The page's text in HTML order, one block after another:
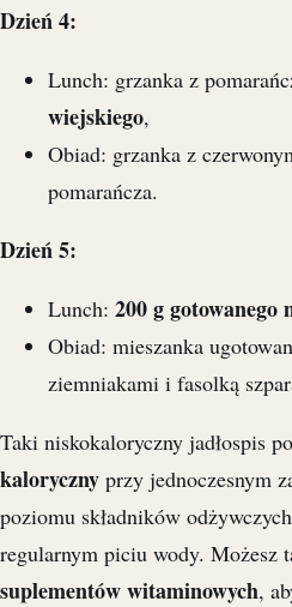
Dzień 4:
Lunch: grzanka z
wiejskiego,
Obiad: grzanka z
pomarańcza.
Dzień 5:
Lunch: 200 g gotowanego
Obiad: mieszanka
ziemniakami i fasolką
Taki niskokaloryczny jadłospis
kaloryczny przy jednoczesnym
poziomu składników
regularnym piciu wody. Możesz
suplementów witaminowych,